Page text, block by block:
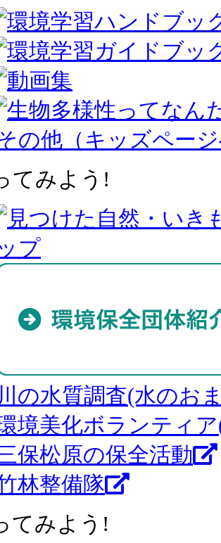
の他（キッズペー
てみよう!
川の水質調査(水のお
境美化ボランティ
保松原の保全活動
林整備隊
てみよう!